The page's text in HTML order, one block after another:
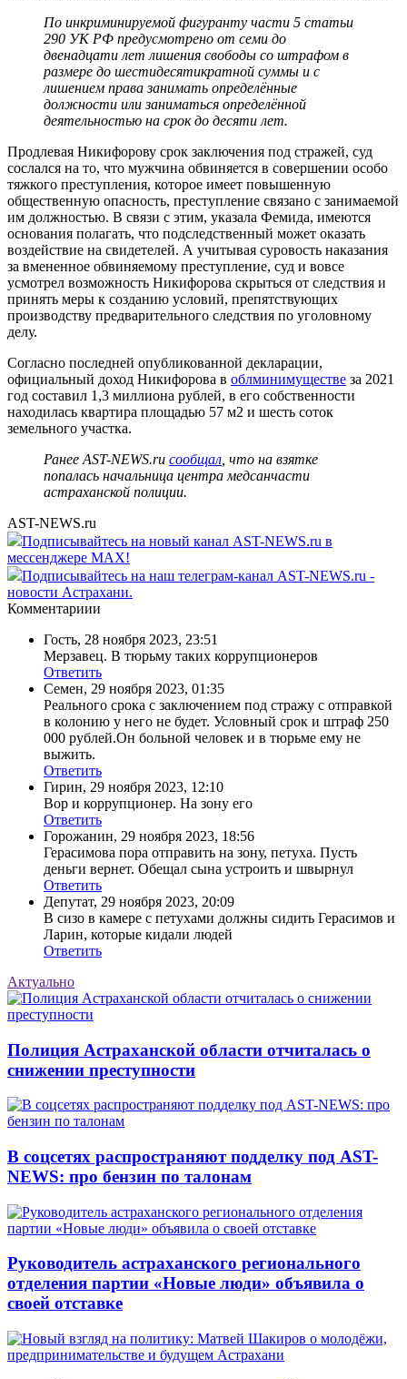
По инкриминируемой фигуранту части 5 статьи
290 УК РФ предусмотрено от семи до
двенадцати лет лишения свободы со штрафом в
размере до шестидесятикратной суммы и с
лишением права занимать определённые
должности или заниматься определённой
деятельностью на срок до десяти лет.
Продлевая Никифорову срок заключения под стражей, суд
сослался на то, что мужчина обвиняется в совершении особо
тяжкого преступления, которое имеет повышенную
общественную опасность, преступление связано с занимаемой
им должностью. В связи с этим, указала Фемида, имеются
основания полагать, что подследственный может оказать
воздействие на свидетелей. А учитывая суровость наказания
за вмененное обвиняемому преступление, суд и вовсе
усмотрел возможность Никифорова скрыться от следствия и
принять меры к созданию условий, препятствующих
производству предварительного следствия по уголовному
делу.
Согласно последней опубликованной декларации,
официальный доход Никифорова в облминимуществе за 2021
год составил 1,3 миллиона рублей, в его собственности
находилась квартира площадью 57 м2 и шесть соток
земельного участка.
Ранее AST-NEWS.ru сообщал , что на взятке
попалась начальница центра медсанчасти
астраханской полиции.
AST-NEWS.ru
Подписывайтесь на новый канал AST-NEWS.ru в
мессенджере MAX!
Подписывайтесь на наш телеграм-канал AST-NEWS.ru -
новости Астрахани.
Комментариии
Гость, 28 ноября 2023, 23:51
Мерзавец. В тюрьму таких коррупционеров
Ответить
Семен, 29 ноября 2023, 01:35
Реального срока с заключением под стражу с отправкой
в колонию у него не будет. Условный срок и штраф 250
000 рублей.Он больной человек и в тюрьме ему не
выжить.
Ответить
Гирин, 29 ноября 2023, 12:10
Вор и коррупционер. На зону его
Ответить
Горожанин, 29 ноября 2023, 18:56
Герасимова пора отправить на зону, петуха. Пусть
деньги вернет. Обещал сына устроить и швырнул
Ответить
Депутат, 29 ноября 2023, 20:09
В сизо в камере с петухами должны сидить Герасимов и
Ларин, которые кидали людей
Ответить
Актуально
Полиция Астраханской области отчиталась о
снижении преступности
В соцсетях распространяют подделку под AST-
NEWS: про бензин по талонам
Руководитель астраханского регионального
отделения партии «Новые люди» объявила о
своей отставке